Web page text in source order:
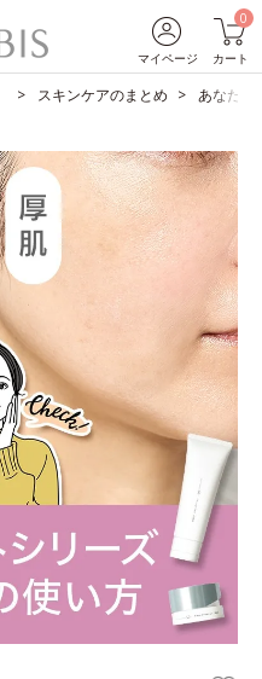
マイページ
0
カート
スキンケアのまとめ あなたは